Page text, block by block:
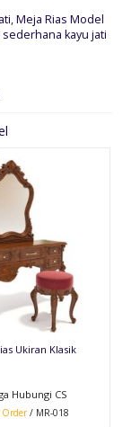
,Meja Rias Model
kayu jati
Ukiran Klasik
Hubungi CS
Order/ MR-018